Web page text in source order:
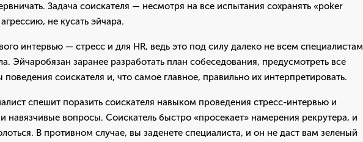
Задача соискателя — несмотря на все испытания сохранять «poker
не кусать эйчара.
интервью — стресс и для HR, ведь это под силу далеко не всем специалистам
Эйчаробязан заранее разработать план собеседования, предусмотреть все
соискателя и, что самое главное, правильно их интерпретировать.
спешит поразить соискателя навыком проведения стресс-интервью и
навязчивые вопросы. Соискатель быстро «просекает» намерения рекрутера, и
В противном случае, вы заденете специалиста, и он не даст вам зеленый